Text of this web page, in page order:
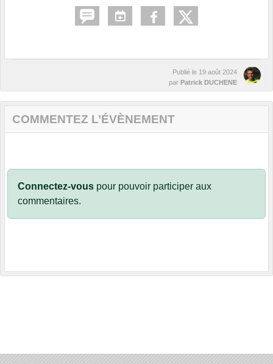
Publié le 19 août 2024
par Patrick DUCHENE
COMMENTEZ L’ÉVÈNEMENT
Connectez-vous pour pouvoir participer aux
commentaires.